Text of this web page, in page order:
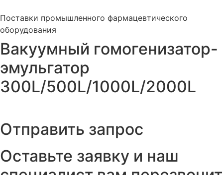
Поставки промышленного фармацевтического
оборудования
Вакуумный гомогенизатор-
эмульгатор
300L/500L/1000L/2000L
Отправить запрос
Оставьте заявку и наш